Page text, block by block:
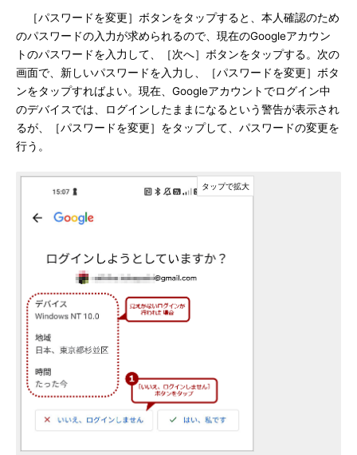
［パスワードを変更］ボタンをタップすると、本人確認のため
のパスワードの入力が求められるので、現在のGoogleアカウン
トのパスワードを入力して、［次へ］ボタンをタップする。次の
画面で、新しいパスワードを入力し、［パスワードを変更］ボタ
ンをタップすればよい。現在、Googleアカウントでログイン中
のデバイスでは、ログインしたままになるという警告が表示され
るが、［パスワードを変更］をタップして、パスワードの変更を
行う。